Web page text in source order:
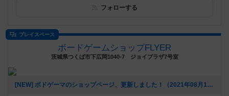
フォローする
プレイスペース
ボードゲームショップFLYER
茨城県つくば市下広岡1040-7 ジョイプラザ7号室
[NEW] ボドゲーマのショップページ、更新しました！（2021年08月10日 07時08分）